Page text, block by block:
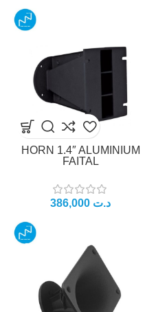
HORN 1.4″ ALUMINIUM
FAITAL
د.ت